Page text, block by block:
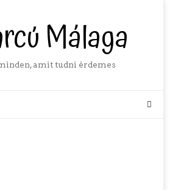
Málaga
amit tudni érdemes